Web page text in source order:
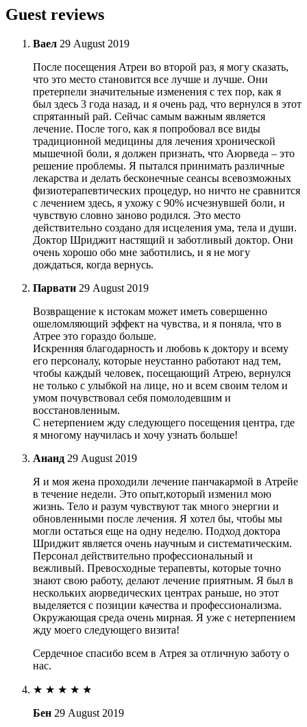
Guest reviews
Ваел 29 August 2019
После посещения Атреи во второй раз, я могу сказать,
что это место становится все лучше и лучше. Они
претерпели значительные изменения с тех пор, как я
был здесь 3 года назад, и я очень рад, что вернулся в этот
спрятанный рай. Сейчас самым важным является
лечение. После того, как я попробовал все виды
традиционной медицины для лечения хронической
мышечной боли, я должен признать, что Аюрведа – это
решение проблемы. Я пытался принимать различные
лекарства и делать бесконечные сеансы всевозможных
физиотерапевтических процедур, но ничто не сравнится
с лечением здесь, я ухожу с 90% исчезнувшей боли, и
чувствую словно заново родился. Это место
действительно создано для исцеления ума, тела и души.
Доктор Шриджит настящий и заботливый доктор. Они
очень хорошо обо мне заботились, и я не могу
дождаться, когда вернусь.
Парвати 29 August 2019
Возвращение к истокам может иметь совершенно
ошеломляющий эффект на чувства, и я поняла, что в
Атрее это гораздо больше.
Искренняя благодарность и любовь к доктору и всему
его персоналу, которые неустанно работают над тем,
чтобы каждый человек, посещающий Атрею, вернулся
не только с улыбкой на лице, но и всем своим телом и
умом почувствовал себя помолодевшим и
восстановленным.
С нетерпением жду следующего посещения центра, где
я многому научилась и хочу узнать больше!
Ананд 29 August 2019
Я и моя жена проходили лечение панчакармой в Атрейе
в течение недели. Это опыт,который изменил мою
жизнь. Тело и разум чувствуют так много энергии и
обновленными после лечения. Я хотел бы, чтобы мы
могли остаться еще на одну неделю. Подход доктора
Шриджит является очень научным и систематическим.
Персонал действительно профессиональный и
вежливый. Превосходные терапевты, которые точно
знают свою работу, делают лечение приятным. Я был в
нескольких аюрведических центрах раньше, но этот
выделяется с позиции качества и профессионализма.
Окружающая среда очень мирная. Я уже с нетерпением
жду моего следующего визита!
Сердечное спасибо всем в Атрея за отличную заботу о
нас.
★ ★ ★ ★ ★
Бен 29 August 2019